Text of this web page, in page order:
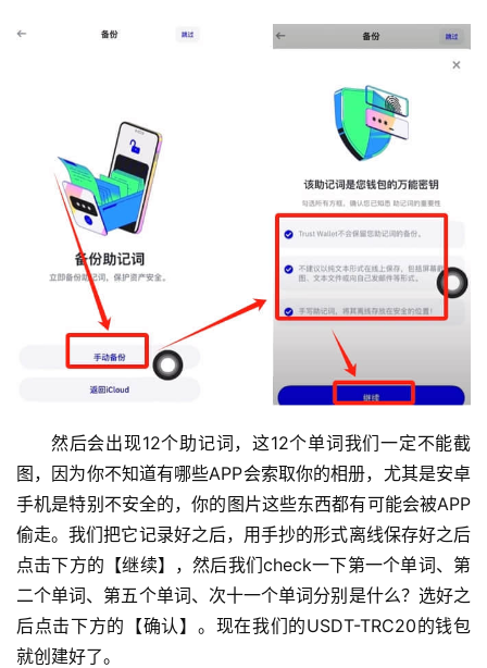
然后会出现12个助记词，这12个单词我们一定不能截
图，因为你不知道有哪些APP会索取你的相册，尤其是安卓
手机是特别不安全的，你的图片这些东西都有可能会被APP
偷走。我们把它记录好之后，用手抄的形式离线保存好之后
点击下方的【继续】，然后我们check一下第一个单词、第
二个单词、第五个单词、次十一个单词分别是什么？选好之
后点击下方的【确认】。现在我们的USDT-TRC20的钱包
就创建好了。